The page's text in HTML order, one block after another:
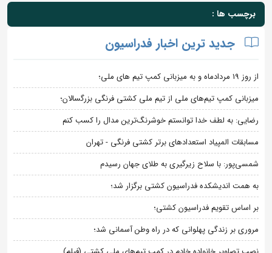
برچسب ها :
جدید ترین اخبار فدراسیون
از روز 19 مردادماه و به میزبانی کمپ تیم های ملی؛
میزبانی کمپ تیم‌های ملی از تیم ملی کشتی فرنگی بزرگسالان؛
رضایی: به لطف خدا توانستم خوشرنگ‌ترین مدال را کسب کنم
مسابقات المپیاد استعدادهای برتر کشتی فرنگی - تهران
شمسی‌پور: با سلاح زیرگیری به طلای جهان رسیدم
به همت اندیشکده فدراسیون کشتی برگزار شد؛
بر اساس تقویم فدراسیون کشتی؛
مروری بر زندگی پهلوانی که در راه وطن آسمانی شد؛